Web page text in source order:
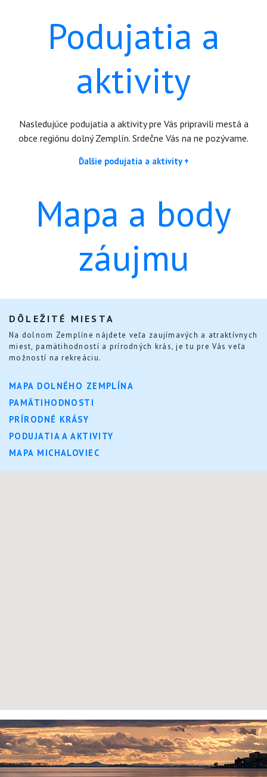
Podujatia a
aktivity
Nasledujúce podujatia a aktivity pre Vás pripravili mestá a
obce regiónu dolný Zemplín. Srdečne Vás na ne pozývame.
Ďalšie podujatia a aktivity +
Mapa a body
záujmu
DÔLEŽITÉ MIESTA
Na dolnom Zemplíne nájdete veľa zaujímavých a atraktívnych
miest, pamätihodností a prírodných krás, je tu pre Vás veľa
možností na rekreáciu.
MAPA DOLNÉHO ZEMPLÍNA
PAMÄTIHODNOSTI
PRÍRODNÉ KRÁSY
PODUJATIA A AKTIVITY
MAPA MICHALOVIEC